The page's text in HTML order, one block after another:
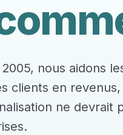
nous aidons
clients en
ne devrait